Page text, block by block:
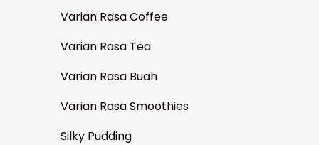
Varian Rasa Coffee
Varian Rasa Tea
Varian Rasa Buah
Varian Rasa Smoothies
Silky Pudding